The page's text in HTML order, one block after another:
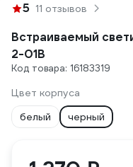
5 11 отзывов
Встраиваемый
2-01B
Код товара: 16183319
Цвет корпуса
белый
черный